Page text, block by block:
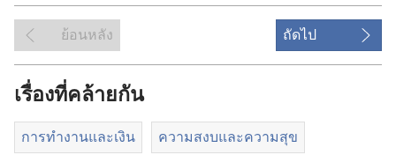
ย้อนหลัง ถัดไป
เรื่องที่คล้ายกัน
การทำงานและเงิน ความสงบและความสุข